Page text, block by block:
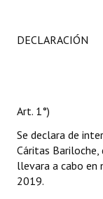
DECLARACIÓN
Art. 1°)
Se declara de
Cáritas Bariloche,
llevara a cabo en
2019.